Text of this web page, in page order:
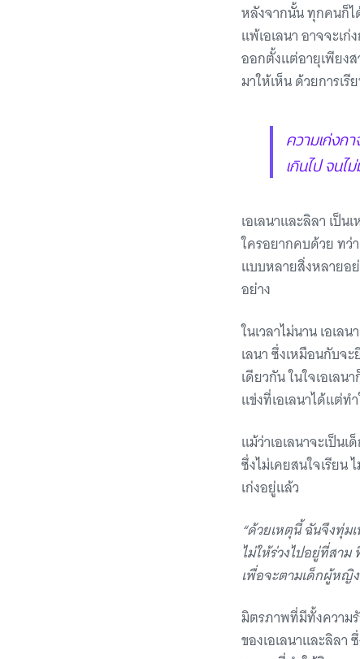
หลังจากนั้น ทุกคนก็ไ
แพ้เอเลนา อาจจะเ
ออกตั้งแต่อายุเพียงส
มาให้เห็น ด้วยการเ
ความเก่งก
เกินไป จนไ
เอเลนาและลิลา เป็
ใครอยากคบด้วย ทว่
แบบหลายสิ่งหลายอ
อย่าง
ในเวลาไม่นาน เอเ
เลนา ซึ่งเหมือนกับจ
เดียวกัน ในใจเอเล
แข่งที่เอเลนาได้แต่ท
แม้ว่าเอเลนาจะเป็น
ซึ่งไม่เคยสนใจเรียน
เก่งอยู่แล้ว
“ด้วยเหตุนี้ ฉันจึงทุ่ม
ไม่ให้ร่วงไปอยู่ที่สาม
เพื่อจะตามเด็กผู้หญิ
มิตรภาพที่มีทั้งความ
ของเอเลนาและลิล